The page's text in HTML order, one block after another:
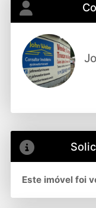
Este imóvel foi